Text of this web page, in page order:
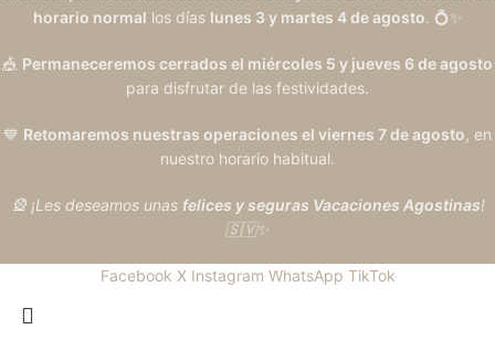
horario normal los días lunes 3 y martes 4 de agosto. 💍✨
🎪 Permaneceremos cerrados el miércoles 5 y jueves 6 de agosto
para disfrutar de las festividades.
💙 Retomaremos nuestras operaciones el viernes 7 de agosto, en
nuestro horario habitual.
🎡 ¡Les deseamos unas felices y seguras Vacaciones Agostinas!
🇸🇻✨
Facebook X Instagram WhatsApp TikTok